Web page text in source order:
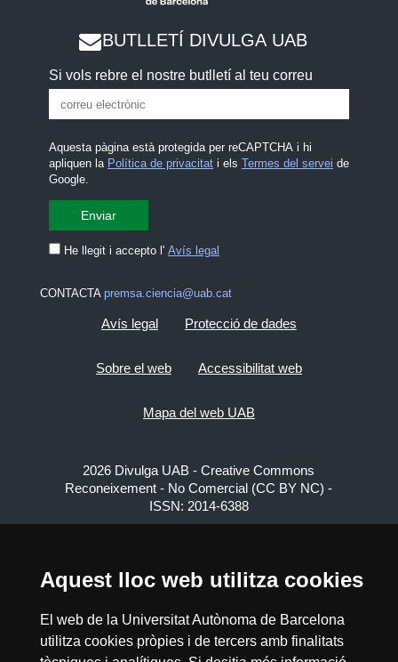
Aquest lloc web utilitza cookies
El web de la Universitat Autònoma de Barcelona
utilitza cookies pròpies i de tercers amb finalitats
BUTLLETÍ DIVULGA UAB
Si vols rebre el nostre butlletí al teu correu
Aquesta pàgina està protegida per reCAPTCHA i hi
apliquen la Política de privacitati els Termes del servei de
Google.
He llegit i accepto l' Avís legal
CONTACTA premsa.ciencia@uab.cat
Avís legal Protecció de dades
Sobre el web Accessibilitat web
Mapa del web UAB
2026 Divulga UAB - Creative Commons
Reconeixement - No Comercial (CC BY NC) -
ISSN: 2014-6388